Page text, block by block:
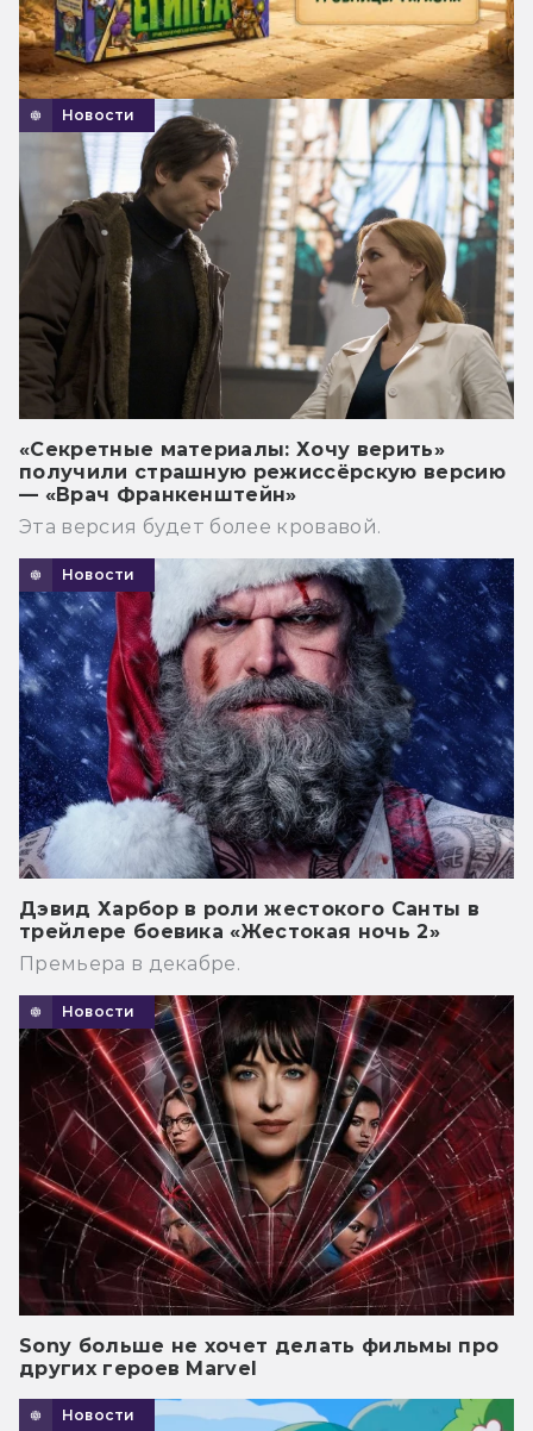
Новости
«Секретные материалы: Хочу верить»
получили страшную режиссёрскую версию
— «Врач Франкенштейн»
Эта версия будет более кровавой.
Новости
Дэвид Харбор в роли жестокого Санты в
трейлере боевика «Жестокая ночь 2»
Премьера в декабре.
Новости
Sony больше не хочет делать фильмы про
других героев Marvel
Новости